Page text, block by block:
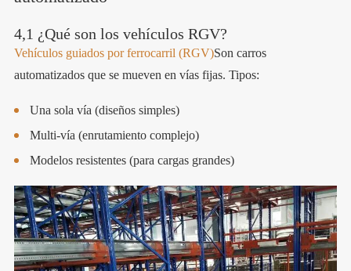
4,1 ¿Qué son los vehículos RGV?
Vehículos guiados por ferrocarril (RGV)Son carros
automatizados que se mueven en vías fijas. Tipos:
Una sola vía (diseños simples)
Multi-vía (enrutamiento complejo)
Modelos resistentes (para cargas grandes)